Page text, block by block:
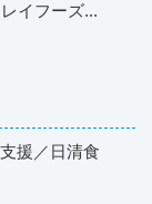
イフーズ...
援／日清食